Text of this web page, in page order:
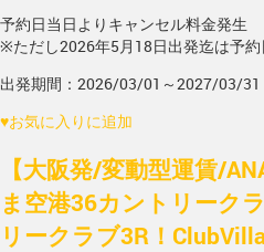
予約日当日よりキャンセル料金発生
※ただし2026年5月18日出発迄は予
出発期間：2026/03/01～2027/03/31
♥お気に入りに追加
【大阪発/変動型運賃/
ま空港36カントリーク
リークラブ3R！